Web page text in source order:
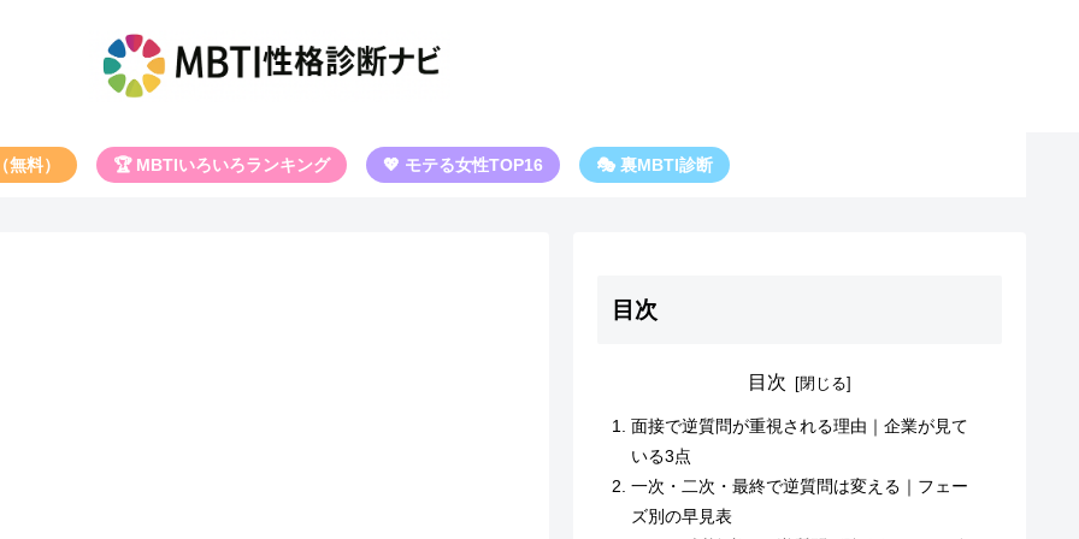
料） 🏆 MBTIいろいろランキング 💖 モテる女性TOP16 🎭 裏MBTI診断
目次
目次
面接で逆質問が重視される理由｜企業が見て
いる3点
一次・二次・最終で逆質問は変える｜フェー
ズ別の早見表